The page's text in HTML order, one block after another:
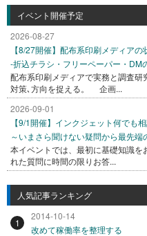
イベント開催予定
2026-08-27
【8/27開催】配布系印刷メディアの
-折込チラシ・フリーペーパー・DM
配布系印刷メディアで実務と調査研
対策､方向を捉える。 企画...
2026-09-01
【9/1開催】インクジェット何でも
～いまさら聞けない疑問から最先端
本イベントでは、最初に基礎知識
れた質問に時間の限りお答...
人気記事ランキング
1
2014-10-14
改めて稼働率を整理する